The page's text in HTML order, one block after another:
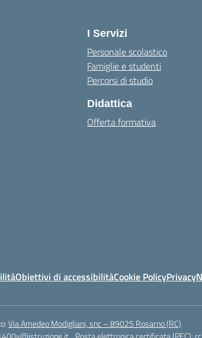
I Servizi
Personale scolastico
Famiglie e studenti
Percorsi di studio
Didattica
Offerta formativa
Obiettivi di accessibilitàCookie PolicyPrivacy
Via Amedeo Modigliani, snc – 89025 Rosarno (RC)